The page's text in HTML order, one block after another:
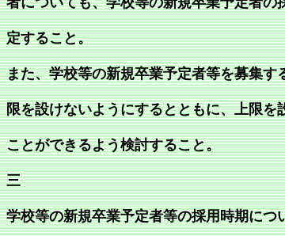
定すること。
また、学校等の新規卒業予定者等を募集
限を設けないようにするとともに、上限
ことができるよう検討すること。
三
学校等の新規卒業予定者等の採用時期に